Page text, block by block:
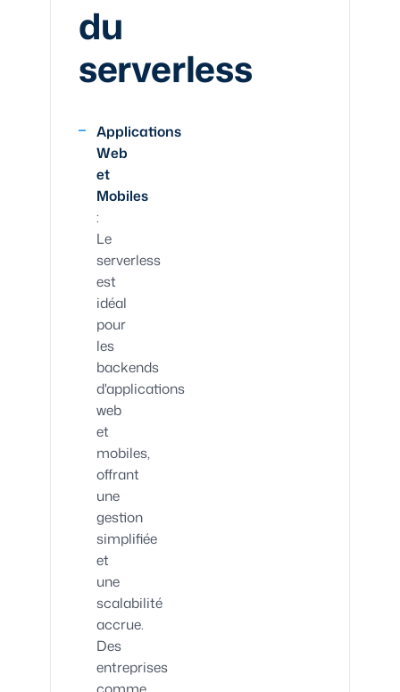
du
serverless
Applications
Web
et
Mobiles
:
Le
serverless
est
idéal
pour
les
backends
d'applications
web
et
mobiles,
offrant
une
gestion
simplifiée
et
une
scalabilité
accrue.
Des
entreprises
comme